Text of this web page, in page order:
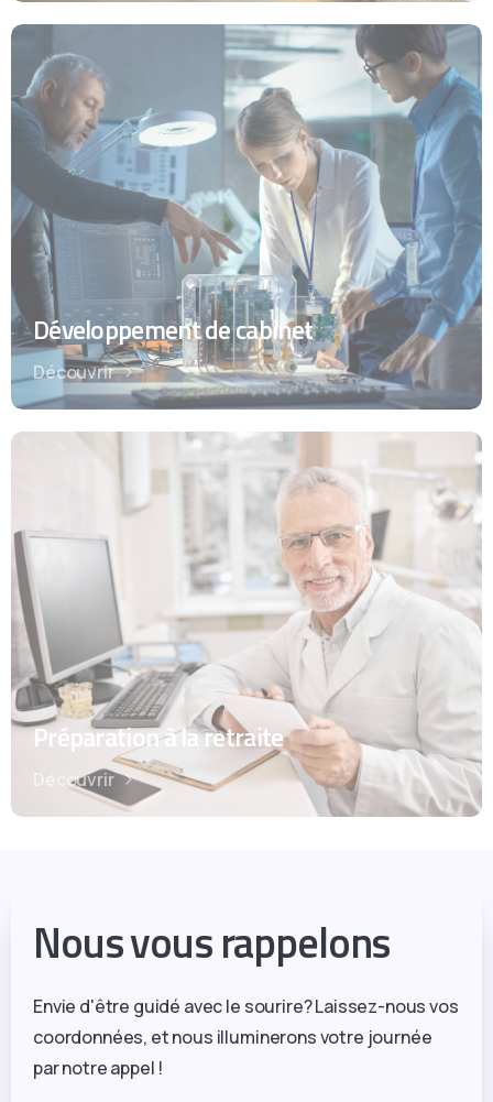
Développement de cabinet
Découvrir
Préparation à la retraite
Découvrir
Nous vous rappelons
Envie d'être guidé avec le sourire? Laissez-nous vos
coordonnées, et nous illuminerons votre journée
par notre appel !